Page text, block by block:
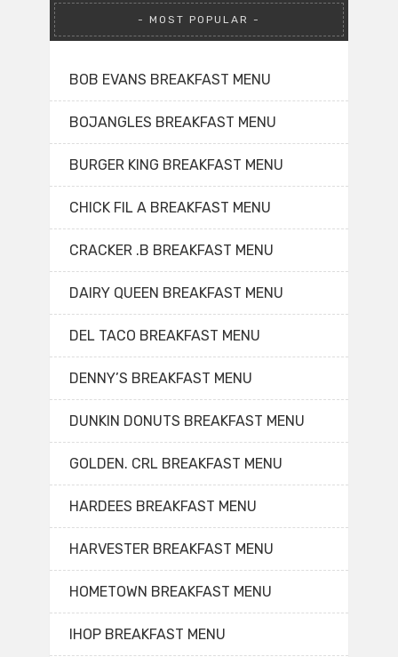
MOST POPULAR
BOB EVANS BREAKFAST MENU
BOJANGLES BREAKFAST MENU
BURGER KING BREAKFAST MENU
CHICK FIL A BREAKFAST MENU
CRACKER .B BREAKFAST MENU
DAIRY QUEEN BREAKFAST MENU
DEL TACO BREAKFAST MENU
DENNY’S BREAKFAST MENU
DUNKIN DONUTS BREAKFAST MENU
GOLDEN. CRL BREAKFAST MENU
HARDEES BREAKFAST MENU
HARVESTER BREAKFAST MENU
HOMETOWN BREAKFAST MENU
IHOP BREAKFAST MENU